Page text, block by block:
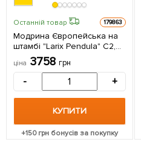
Останній товар 179863
Модрина Європейська на
штамбі "Larix Pendula" С2,
висота 60-70см 1
саджанець в упаковці
ціна 3758 грн
- +
КУПИТИ
+150грн бонусів за покупку